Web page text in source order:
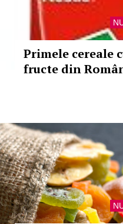
Primele cereale
fructe din